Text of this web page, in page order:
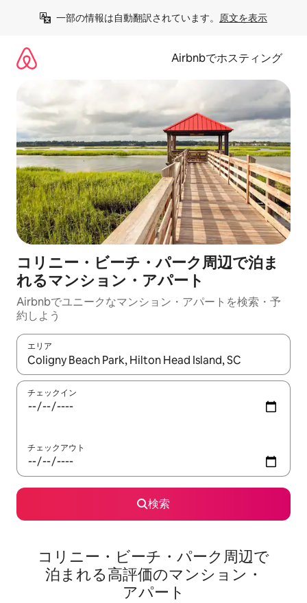
一部の情報は自動翻訳されています。 原文を表示
Airbnbでホスティング
コリニー・ビーチ・パーク周辺で泊ま
れるマンション・アパート
Airbnbでユニークなマンション・アパートを検索・予
約しよう
エリア
検索結果が表示されたら、上下の矢印キーを使って移動するか
チェックイン
チェックアウト
検索
コリニー・ビーチ・パーク周⁠辺⁠で
泊⁠ま⁠れ⁠る高⁠評⁠価⁠のマ⁠ン⁠シ⁠ョ⁠ン・
ア⁠パ⁠ー⁠ト